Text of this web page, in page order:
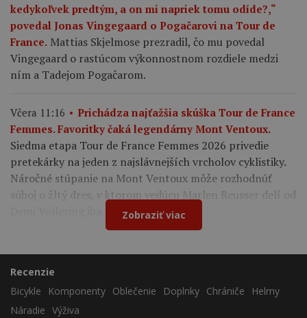
kedykoľvek predtým, a on mi napriek tomu odíde?,“
povedal Jonas Vingegaard o Pogačarovi na Tour de
France. Mattias Skjelmose prezradil, čo mu povedal
Vingegaard o rastúcom výkonnostnom rozdiele medzi
ním a Tadejom Pogačarom.
Včera 11:16
Prichádza najťažšia skúška Tour de France
Femmes. Favoritky čaká legendárny Mont Ventoux.
Siedma etapa Tour de France Femmes 2026 privedie
pretekárky na jeden z najslávnejších vrcholov cyklistiky.
Náročné stúpanie na Mont Ventoux môže rozhodnúť
súboj o žltý dres, v ktorom vedúcu Marlen Reusser delí od
Demi Vollering iba 12 sekúnd.
Zobraziť viac
Recenzie
Bicykle
Komponenty Oblečenie Doplnky Chrániče
Helmy
Náradie Výživa